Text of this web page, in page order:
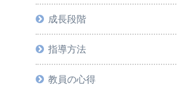
成長段階
指導方法
教員の心得